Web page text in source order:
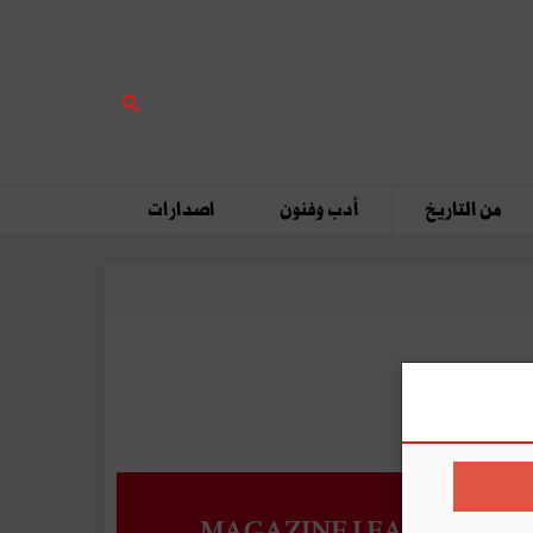
من التاريخ أدب وفنون اصدارات